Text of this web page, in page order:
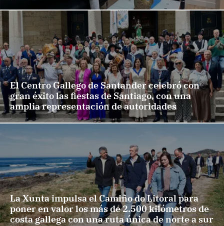
El Centro Gallego de Santander celebró con
gran éxito las fiestas de Santiago, con una
amplia representación de autoridades
La Xunta impulsa el Camiño do Litoral para
poner en valor los más de 2.500 kilómetros de
costa gallega con una ruta única de norte a sur